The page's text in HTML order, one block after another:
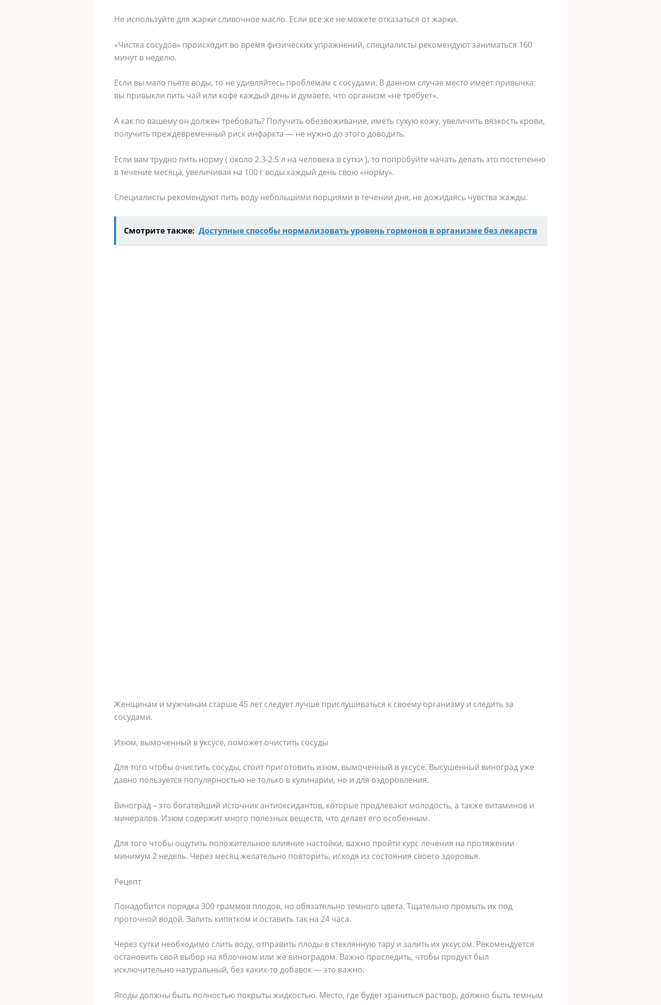
Не используйте для жарки сливочное масло. Если все же не можете отказаться от жарки.
«Чистка сосудов» происходит во время физических упражнений, специалисты рекомендуют заниматься 160
минут в неделю.
Если вы мало пьете воды, то не удивляйтесь проблемам с сосудами. В данном случае место имеет привычка:
вы привыкли пить чай или кофе каждый день и думаете, что организм «не требует».
А как по вашему он должен требовать? Получить обезвоживание, иметь сухую кожу, увеличить вязкость крови,
получить преждевременный риск инфаркта — не нужно до этого доводить.
Если вам трудно пить норму ( около 2.3-2.5 л на человека в сутки ), то попробуйте начать делать это постепенно
в течение месяца, увеличивая на 100 г воды каждый день свою «норму».
Специалисты рекомендуют пить воду небольшими порциями в течении дня, не дожидаясь чувства жажды.
Смотрите также: Доступные способы нормализовать уровень гормонов в организме без лекарств
Женщинам и мужчинам старше 45 лет следует лучше прислушиваться к своему организму и следить за
сосудами.
Изюм, вымоченный в уксусе, поможет очистить сосуды
Для того чтобы очистить сосуды, стоит приготовить изюм, вымоченный в уксусе. Высушенный виноград уже
давно пользуется популярностью не только в кулинарии, но и для оздоровления.
Виноград – это богатейший источник антиоксидантов, которые продлевают молодость, а также витаминов и
минералов. Изюм содержит много полезных веществ, что делает его особенным.
Для того чтобы ощутить положительное влияние настойки, важно пройти курс лечения на протяжении
минимум 2 недель. Через месяц желательно повторить, исходя из состояния своего здоровья.
Рецепт
Понадобится порядка 300 граммов плодов, но обязательно темного цвета. Тщательно промыть их под
проточной водой. Залить кипятком и оставить так на 24 часа.
Через сутки необходимо слить воду, отправить плоды в стеклянную тару и залить их уксусом. Рекомендуется
остановить свой выбор на яблочном или же виноградом. Важно проследить, чтобы продукт был
исключительно натуральный, без каких-то добавок — это важно.
Ягоды должны быть полностью покрыты жидкостью. Место, где будет храниться раствор, должно быть темным